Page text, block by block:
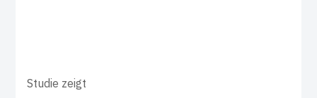
Studie zeigt